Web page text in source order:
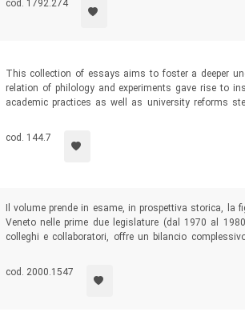
cod. 1792.274
This collection of essays aims to foster a deeper
relation of philology and experiments gave rise to
academic practices as well as university reforms
linking the study of texts to observations of
knowledge from the classics.
cod. 144.7
Il volume prende in esame, in prospettiva storica, la
Veneto nelle prime due legislature (dal 1970 al
colleghi e collaboratori, offre un bilancio
compito di impostare e consolidare una
istituzionale fra vicende locali e nazionali.
cod. 2000.1547